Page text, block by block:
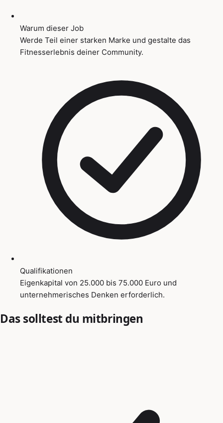
Warum dieser Job
Werde Teil einer starken Marke und gestalte das
Fitnesserlebnis deiner Community.
Qualifikationen
Eigenkapital von 25.000 bis 75.000 Euro und
unternehmerisches Denken erforderlich.
Das solltest du mitbringen